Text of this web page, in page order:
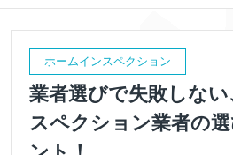
ホームインスペクション
業者選びで失敗しな
スペクション業者の